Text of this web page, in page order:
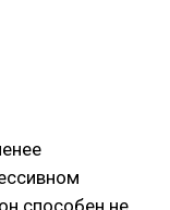
способен не